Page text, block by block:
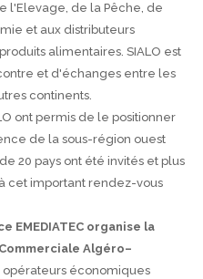
l'Elevage, de la Pêche, de
et aux distributeurs
alimentaires. SIALO est
et d'échanges entre les
continents.
ont permis de le positionner
de la sous-région ouest
20 pays ont été invités et plus
cet important rendez-vous
EMEDIATEC organise la
Algéro–
économiques